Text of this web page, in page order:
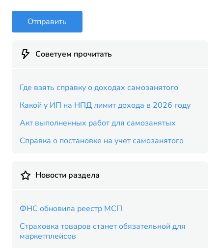
Отправить
Советуем прочитать
Где взять справку о доходах самозанятого
Какой у ИП на НПД лимит дохода в 2026 году
Акт выполненных работ для самозанятых
Справка о постановке на учет самозанятого
Новости раздела
ФНС обновила реестр МСП
Страховка товаров станет обязательной для
маркетплейсов